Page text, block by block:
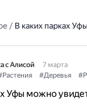
/ В каких парках
с Алисой
7 марта
#Деревья
Уфы можно